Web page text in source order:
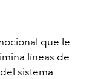
que le
líneas de
sistema